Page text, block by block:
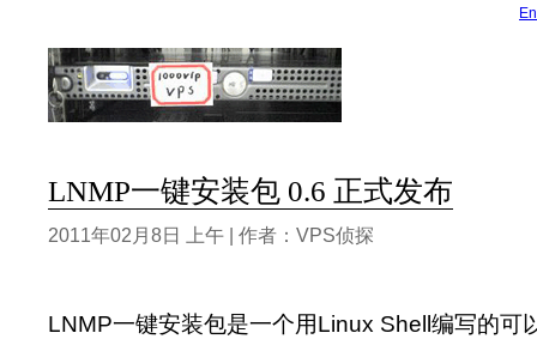
LNMP一键安装包 0.6 正式发布
2011年02月8日 上午 | 作者：VPS侦探
LNMP一键安装包是一个用Linux Shell编写的可